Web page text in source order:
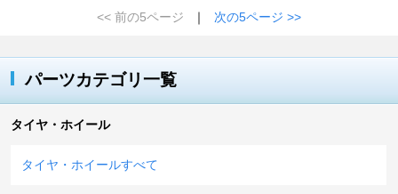
<< 前の5ページ
｜ 次の5ページ >>
パーツカテゴリ一覧
タイヤ・ホイール
タイヤ・ホイールすべて